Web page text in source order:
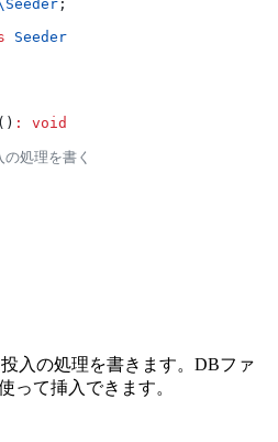
Seeder ;
Seeder
() :
void
処理を書く
入の処理を書きます。DBファ
って挿入できます。